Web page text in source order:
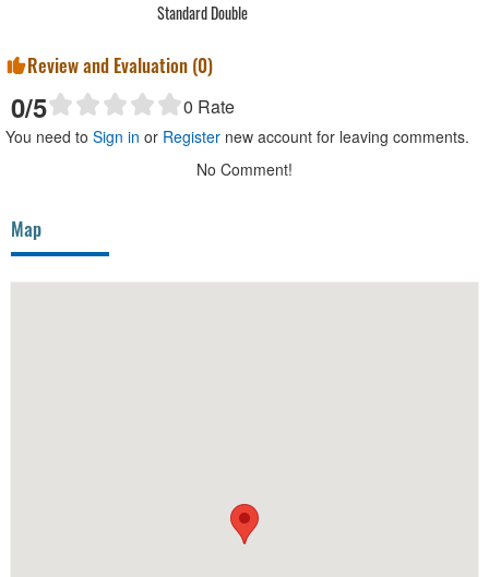
Standard Double
Review and Evaluation (0)
0/5 0 Rate
You need to Sign in or Register new account for leaving comments.
No Comment!
Map